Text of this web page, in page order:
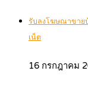
รับลงโฆษณาขาย
เน็ต
16 กรกฎาคม